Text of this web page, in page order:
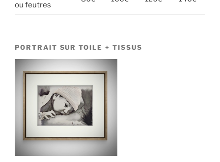
ou feutres
PORTRAIT SUR TOILE + TISSUS